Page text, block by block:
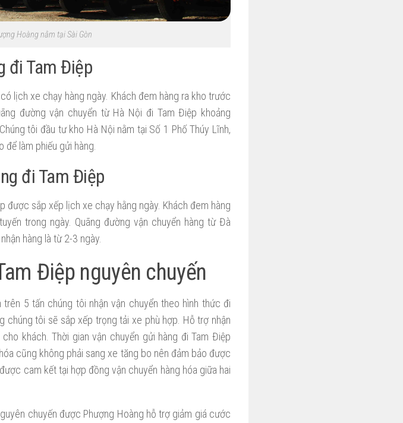
Hoàng nằm tại Sài Gòn
đi Tam Điệp
lịch xe chạy hàng ngày. Khách đem hàng ra kho trước
đường vận chuyển từ Hà Nội đi Tam Điệp khoảng
tôi đầu tư kho Hà Nội nằm tại Số 1 Phố Thúy Lĩnh,
làm phiếu gửi hàng.
đi Tam Điệp
được sắp xếp lịch xe chạy hằng ngày. Khách đem hàng
trong ngày. Quãng đường vận chuyển hàng từ Đà
hàng là từ 2-3 ngày.
Điệp nguyên chuyến
5 tấn chúng tôi nhận vận chuyển theo hình thức đi
chúng tôi sẽ sắp xếp trọng tải xe phù hợp. Hỗ trợ nhận
khách. Thời gian vận chuyển gửi hàng đi Tam Điệp
cũng không phải sang xe tăng bo nên đảm bảo được
cam kết tại hợp đồng vận chuyển hàng hóa giữa hai
chuyến được Phượng Hoàng hỗ trợ giảm giá cước